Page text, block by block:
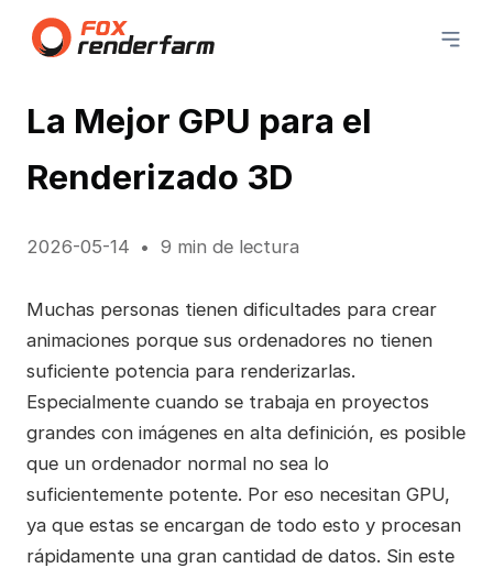
La Mejor GPU para el
Renderizado 3D
2026-05-14 9 min de lectura
Muchas personas tienen dificultades para crear
animaciones porque sus ordenadores no tienen
suficiente potencia para renderizarlas.
Especialmente cuando se trabaja en proyectos
grandes con imágenes en alta definición, es posible
que un ordenador normal no sea lo
suficientemente potente. Por eso necesitan GPU,
ya que estas se encargan de todo esto y procesan
rápidamente una gran cantidad de datos. Sin este